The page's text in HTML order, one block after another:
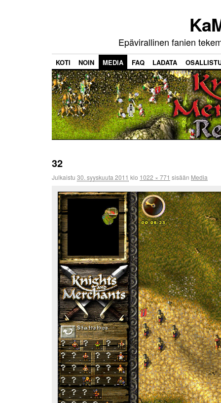
Epävirallinen fanien
KOTI NOIN MEDIA FAQ LADATA
32
Julkaistu 30. syyskuuta 2011 klo 1022 × 771 sisään Media